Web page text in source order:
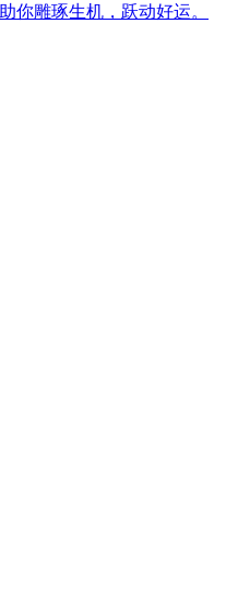
你雕琢生机，跃动好运。